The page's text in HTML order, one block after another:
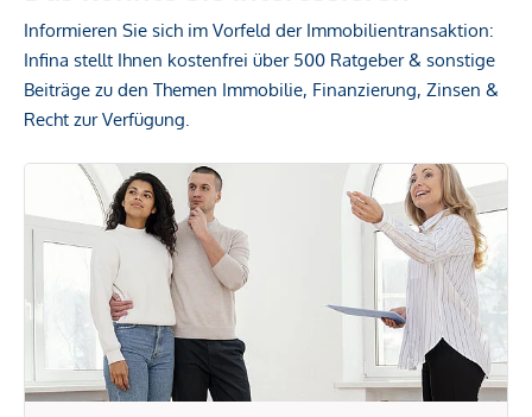
Informieren Sie sich im Vorfeld der Immobilientransaktion:
Infina stellt Ihnen kostenfrei über 500 Ratgeber & sonstige
Beiträge zu den Themen Immobilie, Finanzierung, Zinsen &
Recht zur Verfügung.